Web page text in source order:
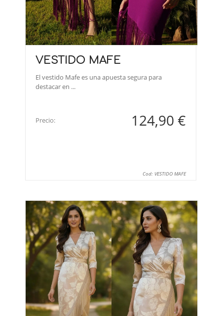
VESTIDO MAFE
El vestido Mafe es una apuesta segura para
destacar en ...
Precio: 124,90 €
Cod: VESTIDO MAFE